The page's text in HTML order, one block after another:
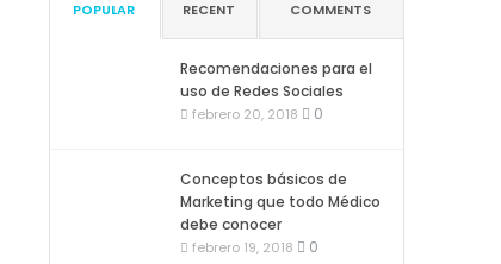
POPULAR RECENT COMMENTS
Recomendaciones para el
uso de Redes Sociales
febrero 20, 2018 0
Conceptos básicos de
Marketing que todo Médico
debe conocer
febrero 19, 2018 0